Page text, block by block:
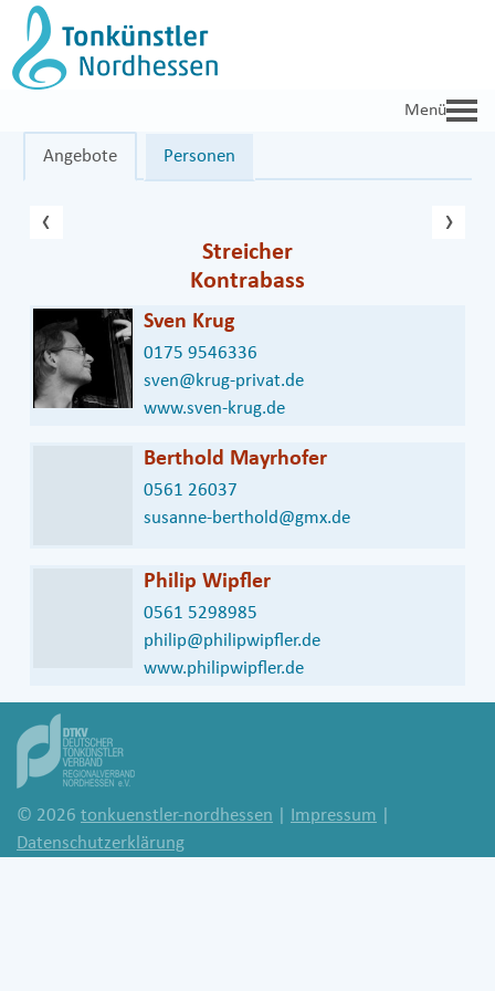
Zum
Inhalt
springen
Angebote Personen
‹ ›
Streicher
Kontrabass
Sven Krug
0175 9546336
sven@krug-privat.de
www.sven-krug.de
Berthold Mayrhofer
0561 26037
susanne-berthold@gmx.de
Philip Wipfler
0561 5298985
philip@philipwipfler.de
www.philipwipfler.de
© 2026 tonkuenstler-nordhessen Impressum
Datenschutzerklärung